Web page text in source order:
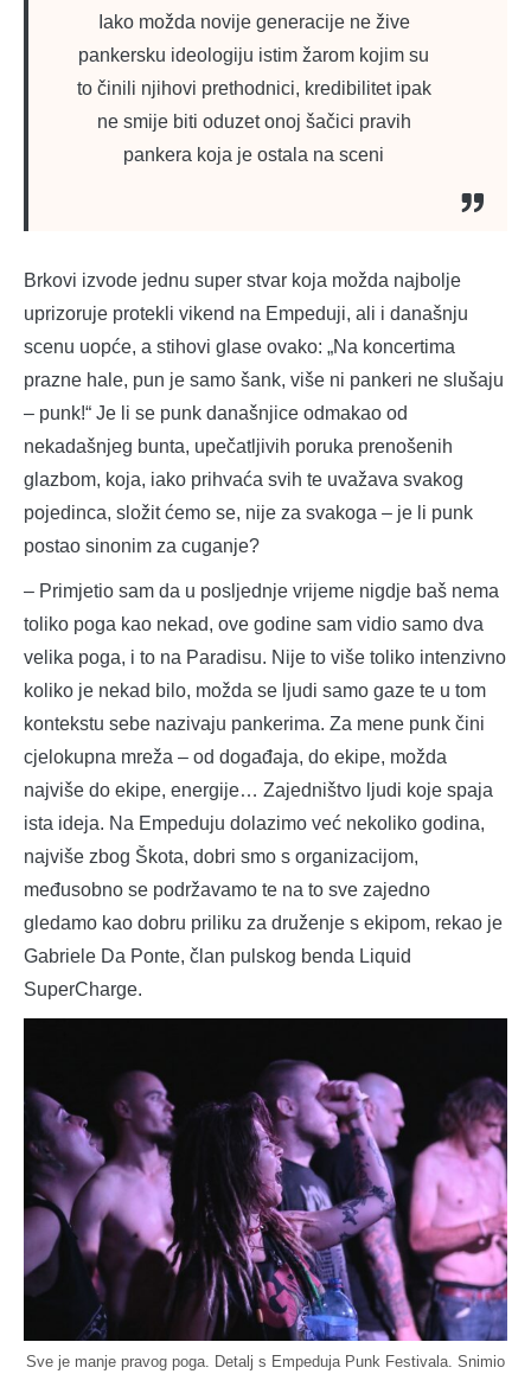
Iako možda novije generacije ne žive
pankersku ideologiju istim žarom kojim su
to činili njihovi prethodnici, kredibilitet ipak
ne smije biti oduzet onoj šačici pravih
pankera koja je ostala na sceni
Brkovi izvode jednu super stvar koja možda najbolje
uprizoruje protekli vikend na Empeduji, ali i današnju
scenu uopće, a stihovi glase ovako: „Na koncertima
prazne hale, pun je samo šank, više ni pankeri ne slušaju
– punk!“ Je li se punk današnjice odmakao od
nekadašnjeg bunta, upečatljivih poruka prenošenih
glazbom, koja, iako prihvaća svih te uvažava svakog
pojedinca, složit ćemo se, nije za svakoga – je li punk
postao sinonim za cuganje?
– Primjetio sam da u posljednje vrijeme nigdje baš nema
toliko poga kao nekad, ove godine sam vidio samo dva
velika poga, i to na Paradisu. Nije to više toliko intenzivno
koliko je nekad bilo, možda se ljudi samo gaze te u tom
kontekstu sebe nazivaju pankerima. Za mene punk čini
cjelokupna mreža – od događaja, do ekipe, možda
najviše do ekipe, energije… Zajedništvo ljudi koje spaja
ista ideja. Na Empeduju dolazimo već nekoliko godina,
najviše zbog Škota, dobri smo s organizacijom,
međusobno se podržavamo te na to sve zajedno
gledamo kao dobru priliku za druženje s ekipom, rekao je
Gabriele Da Ponte, član pulskog benda Liquid
SuperCharge.
Sve je manje pravog poga. Detalj s Empeduja Punk Festivala. Snimio